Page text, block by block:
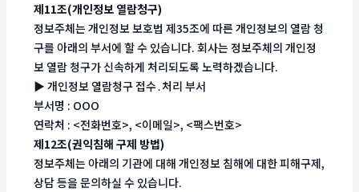
제11조(개인정보 열람청구)
정보주체는 개인정보 보호법 제35조에 따른 개인정보의 열람 청
구를 아래의 부서에 할 수 있습니다. 회사는 정보주체의 개인정
보 열람 청구가 신속하게 처리되도록 노력하겠습니다.
▶ 개인정보 열람청구 접수․처리 부서
부서명 : OOO
연락처 : <전화번호>, <이메일>, <팩스번호>
제12조(권익침해 구제 방법)
정보주체는 아래의 기관에 대해 개인정보 침해에 대한 피해구제,
상담 등을 문의하실 수 있습니다.